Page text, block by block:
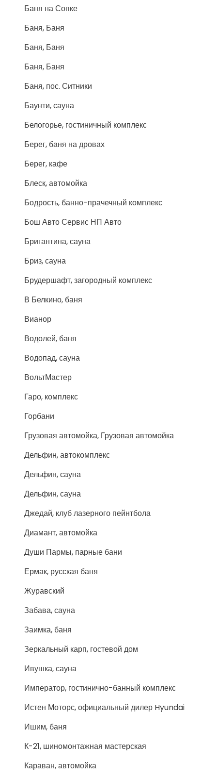
Баня на Сопке
Баня, Баня
Баня, Баня
Баня, Баня
Баня, пос. Ситники
Баунти, сауна
Белогорье, гостиничный комплекс
Берег, баня на дровах
Берег, кафе
Блеск, автомойка
Бодрость, банно-прачечный комплекс
Бош Авто Сервис НП Авто
Бригантина, сауна
Бриз, сауна
Брудершафт, загородный комплекс
В Белкино, баня
Вианор
Водолей, баня
Водопад, сауна
ВольтМастер
Гаро, комплекс
Горбани
Грузовая автомойка, Грузовая автомойка
Дельфин, автокомплекс
Дельфин, сауна
Дельфин, сауна
Джедай, клуб лазерного пейнтбола
Диамант, автомойка
Души Пармы, парные бани
Ермак, русская баня
Журавский
Забава, сауна
Заимка, баня
Зеркальный карп, гостевой дом
Ивушка, сауна
Император, гостинично-банный комплекс
Истен Моторс, официальный дилер Hyundai
Ишим, баня
К-21, шиномонтажная мастерская
Караван, автомойка